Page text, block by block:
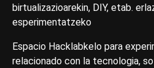
birtualizazioarekin, DIY, etab.
esperimentatzeko
Espacio Hacklabkelo para
relacionado con la tecnologia,